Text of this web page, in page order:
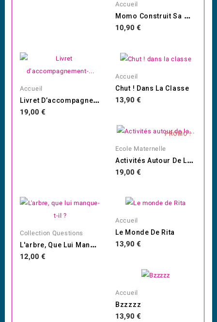
Accueil
M
Omo Construit Sa Maison.
Prix
10,90 €
Accueil
L
Ivret D’accompagnement-...
Prix
19,00 €
Accueil
Chut ! Dans La Classe
Prix
13,90 €
PROMO !
Ecole Maternelle
A
Ctivités Autour De La...
Prix
19,00 €
Collection Questions
L
'arbre, Que Lui Manque-T-Il ?
Prix
12,00 €
Accueil
Le Monde De Rita
Prix
13,90 €
Accueil
Bzzzzz
Prix
13,90 €